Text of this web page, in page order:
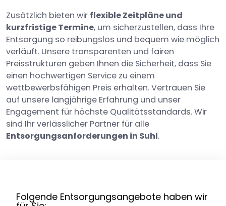
Zusätzlich bieten wir flexible Zeitpläne und
kurzfristige Termine, um sicherzustellen, dass Ihre
Entsorgung so reibungslos und bequem wie möglich
verläuft. Unsere transparenten und fairen
Preisstrukturen geben Ihnen die Sicherheit, dass Sie
einen hochwertigen Service zu einem
wettbewerbsfähigen Preis erhalten. Vertrauen Sie
auf unsere langjährige Erfahrung und unser
Engagement für höchste Qualitätsstandards. Wir
sind Ihr verlässlicher Partner für alle
Entsorgungsanforderungen in Suhl.
Folgende Entsorgungsangebote haben wir